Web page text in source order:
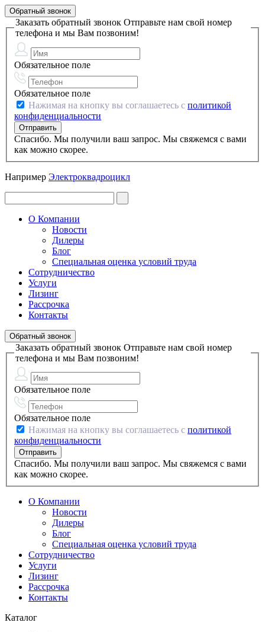
Обратный звонок
Заказать обратный звонок Отправьте нам свой номер
телефона и мы Вам позвоним!
Обязательное поле
Обязательное поле
Нажимая на кнопку вы соглашаетесь с политикой
конфиденциальности
Спасибо. Мы получили ваш запрос. Мы свяжемся с вами
как можно скорее.
Например Электроквадроцикл
О Компании
Новости
Дилеры
Блог
Специальная оценка условий труда
Сотрудничество
Услуги
Лизинг
Рассрочка
Контакты
Обратный звонок
Заказать обратный звонок Отправьте нам свой номер
телефона и мы Вам позвоним!
Обязательное поле
Обязательное поле
Нажимая на кнопку вы соглашаетесь с политикой
конфиденциальности
Спасибо. Мы получили ваш запрос. Мы свяжемся с вами
как можно скорее.
О Компании
Новости
Дилеры
Блог
Специальная оценка условий труда
Сотрудничество
Услуги
Лизинг
Рассрочка
Контакты
Каталог